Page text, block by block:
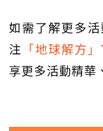
如需了解更多
注 「地球解方
享更多活動精華